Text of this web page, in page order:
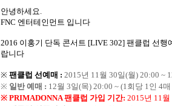
안녕하세요.
FNC 엔터테인먼트 입니다
2016 이홍기 단독 콘서트 [LIVE 302] 팬클럽 선행
랍니다
※ 팬클럽 선예매 : 2015년 11월 30일(월) 20:00 ~
※ 일반 예매 : 12월 3일(목) 20:00 ~ (1회당 1인 4
※ PRIMADONNA팬클럽 가입 기간: 2015년 11월